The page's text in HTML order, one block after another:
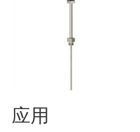
应用